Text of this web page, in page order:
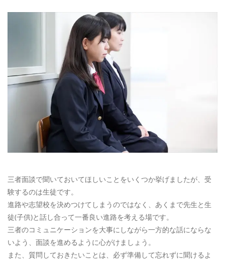
三者面談で聞いておいてほしいことをいくつか挙げましたが、受
験するのは生徒です。
進路や志望校を決めつけてしまうのではなく、あくまで先生と生
徒(子供)と話し合って一番良い進路を考える場です。
三者のコミュニケーションを大事にしながら一方的な話にならな
いよう、面談を進めるように心がけましょう。
また、質問しておきたいことは、必ず準備して忘れずに聞けるよ